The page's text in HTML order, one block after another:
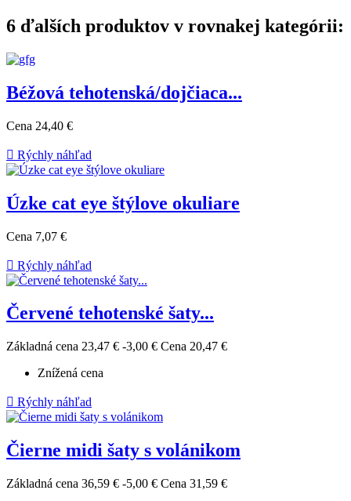
6 ďalších produktov v rovnakej kategórii:
Béžová tehotenská/dojčiaca...
Cena 24,40 €
 Rýchly náhľad
Úzke cat eye štýlove okuliare
Cena 7,07 €
 Rýchly náhľad
Červené tehotenské šaty...
Základná cena 23,47 € -3,00 € Cena 20,47 €
Znížená cena
 Rýchly náhľad
Čierne midi šaty s volánikom
Základná cena 36,59 € -5,00 € Cena 31,59 €